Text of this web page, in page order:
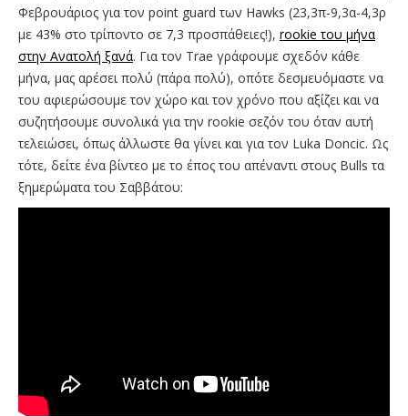
Φεβρουάριος για τον point guard των Hawks (23,3π-9,3α-4,3ρ
με 43% στο τρίποντο σε 7,3 προσπάθειες!), rookie του μήνα
στην Ανατολή ξανά. Για τον Trae γράφουμε σχεδόν κάθε
μήνα, μας αρέσει πολύ (πάρα πολύ), οπότε δεσμευόμαστε να
του αφιερώσουμε τον χώρο και τον χρόνο που αξίζει και να
συζητήσουμε συνολικά για την rookie σεζόν του όταν αυτή
τελειώσει, όπως άλλωστε θα γίνει και για τον Luka Doncic. Ως
τότε, δείτε ένα βίντεο με το έπος του απέναντι στους Bulls τα
ξημερώματα του Σαββάτου: